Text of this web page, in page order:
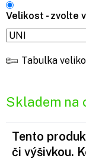
Skladem na
Velikost - zvolte
Tabulka
Tento
či výšivkou.